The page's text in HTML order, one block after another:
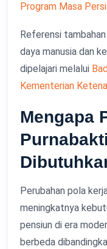
Program Masa
Referensi
daya manusia dan
dipelajari melalui
Kementerian
Mengapa
Perubahan pola
meningkatnya
pensiun di era
berbeda